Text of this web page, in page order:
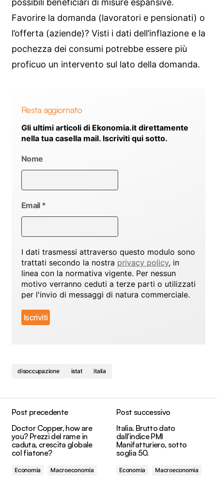
possibili beneficiari di misure espansive.
Favorire la domanda (lavoratori e pensionati) o
l’offerta (aziende)? Visti i dati dell’inflazione e la
pochezza dei consumi potrebbe essere più
proficuo un intervento sul lato della domanda.
Resta aggiornato
Gli ultimi articoli di Ekonomia.it direttamente
nella tua casella mail. Iscriviti qui sotto.
Nome
Email *
I dati trasmessi attraverso questo modulo sono
trattati secondo la nostra privacy policy, in
linea con la normativa vigente. Per nessun
motivo verranno ceduti a terze parti o utilizzati
per l'invio di messaggi di natura commerciale.
disoccupazione istat italia
Post precedente
Doctor Copper, how are
you? Prezzi del rame in
caduta, crescita globale
col fiatone?
Economia
Macroeconomia
Post successivo
Italia. Brutto dato
dall'indice PMI
Manifatturiero, sotto
soglia 50.
Economia Macroeconomia